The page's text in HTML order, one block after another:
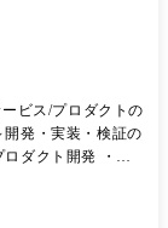
ビス/プロダクトの
発・実装・検証の
ダクト開発 ・プ
している自社サ